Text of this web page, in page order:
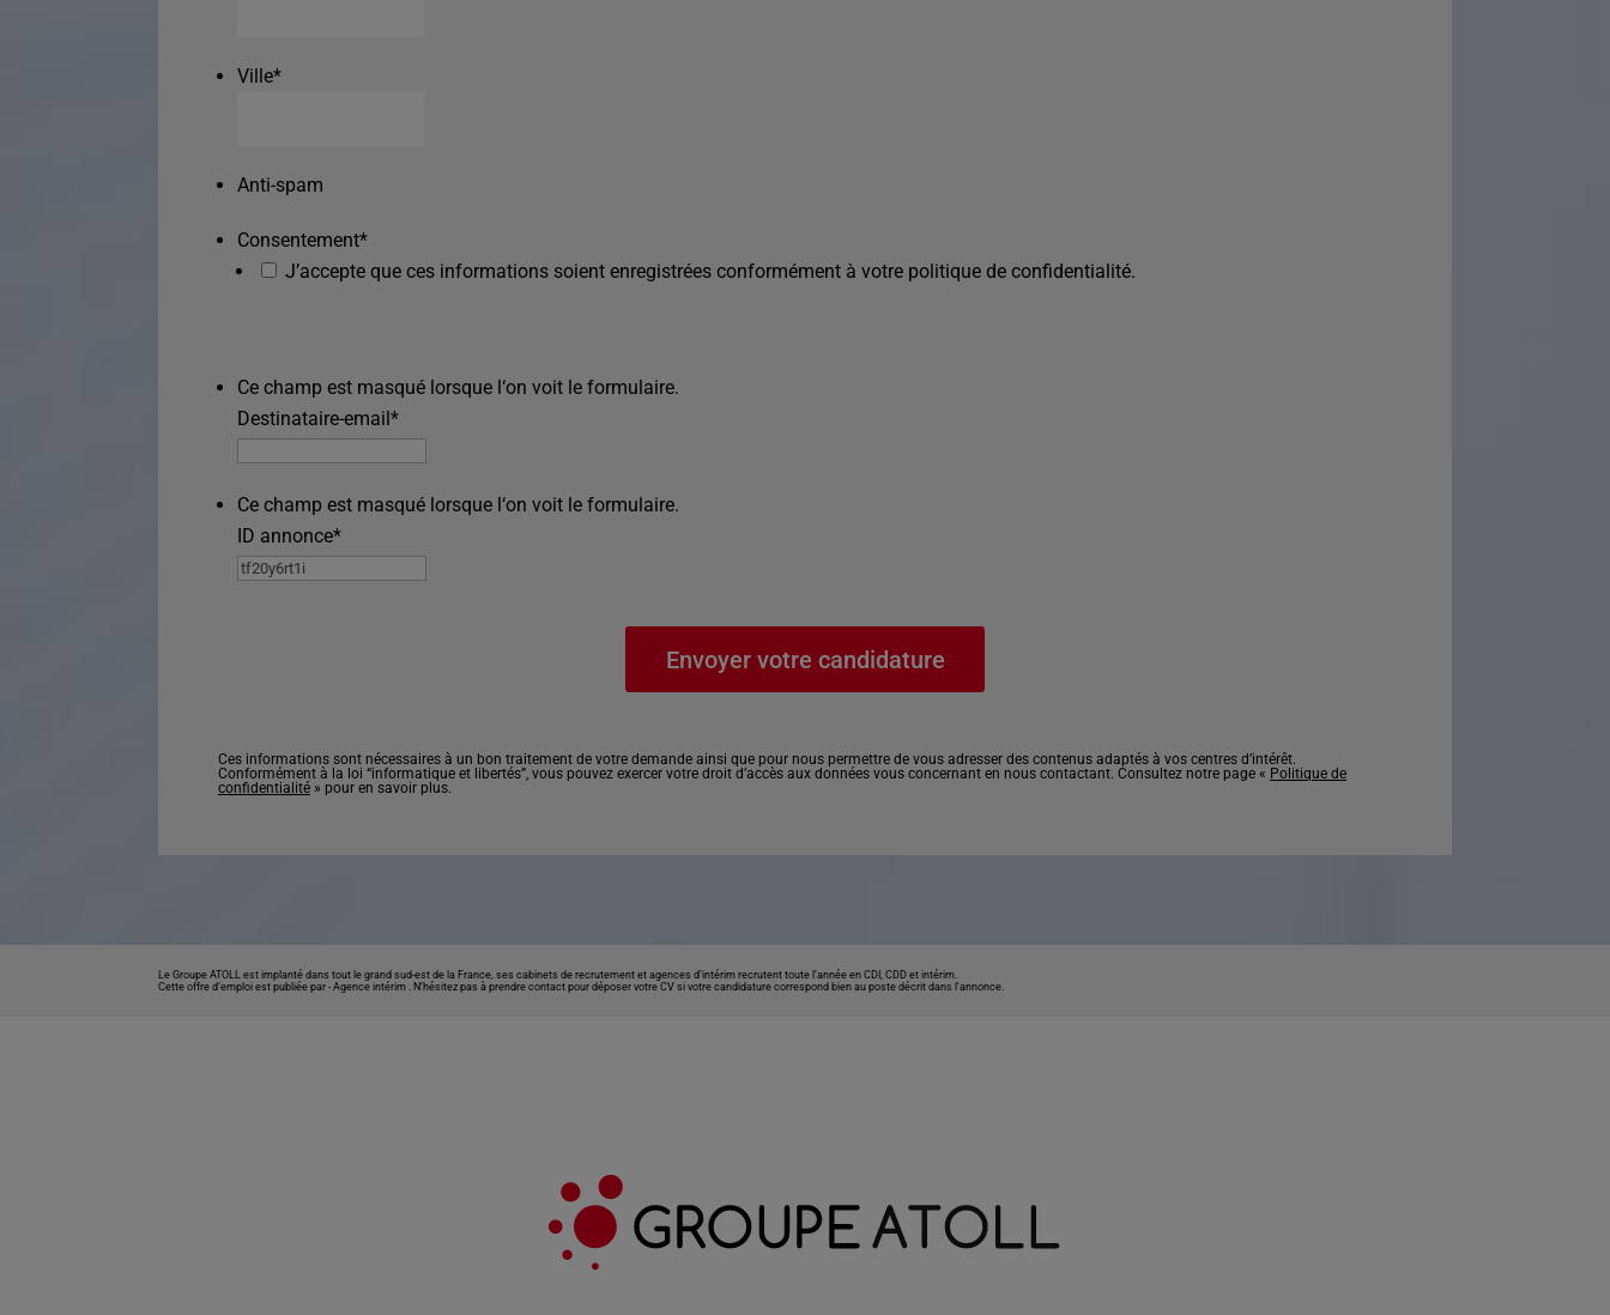
Ville*
Anti-spam
Consentement*
J’accepte que ces informations soient enregistrées conformément à votre politique de confidentialité.
Ce champ est masqué lorsque l‘on voit le formulaire.
Destinataire-email*
Ce champ est masqué lorsque l‘on voit le formulaire.
ID annonce*
Ces informations sont nécessaires à un bon traitement de votre demande ainsi que pour nous permettre de vous adresser des contenus adaptés à vos centres d’intérêt.
Conformément à la loi “informatique et libertés”, vous pouvez exercer votre droit d’accès aux données vous concernant en nous contactant. Consultez notre page « Politique de
confidentialité » pour en savoir plus.
Le Groupe ATOLL est implanté dans tout le grand sud-est de la France, ses cabinets de recrutement et agences d’intérim recrutent toute l’année en CDI, CDD et intérim.
Cette offre d’emploi est publiée par -Agence intérim . N’hésitez pas à prendre contact pour déposer votre CV si votre candidature correspond bien au poste décrit dans l'annonce.